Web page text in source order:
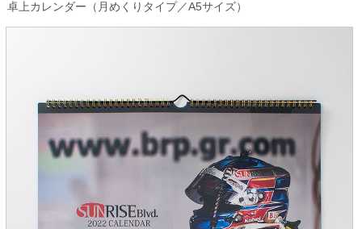
卓上カレンダー（月めくりタイプ／A5サイズ）